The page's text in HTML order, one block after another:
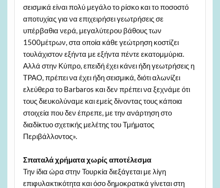
σεισμικά είναι πολύ μεγάλο το ρίσκο και το ποσοστό
αποτυχίας για να επιχειρήσει γεωτρήσεις σε
υπέρβαθια νερά, μεγαλύτερου βάθους των
1500μέτρων, στα οποία κάθε γεώτρηση κοστίζει
τουλάχιστον εξήντα με εξήντα πέντε εκατομμύρια.
Αλλά στην Κύπρο, επειδή έχει κάνει ήδη γεωτρήσεις η
TPAO, πρέπει να έχει ήδη σεισμικά, διότι αλωνίζει
ελεύθερα το Barbaros και δεν πρέπει να ξεχνάμε ότι
τους διευκολύναμε και εμείς δίνοντας τους κάποια
στοιχεία που δεν έπρεπε, με την ανάρτηση στο
διαδίκτυο σχετικής μελέτης του Τμήματος
Περιβάλλοντος».
Σπαταλά χρήματα χωρίς αποτέλεσμα
Την ίδια ώρα στην Τουρκία διεξάγεται με λίγη
επιφυλακτικότητα και όσο δημοκρατικά γίνεται στη